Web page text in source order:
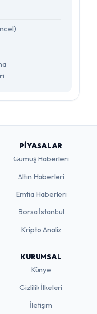
PIYASALAR
Gümüş Haberleri
Altın Haberleri
Emtia Haberleri
Borsa İstanbul
Kripto Analiz
KURUMSAL
Künye
Gizlilik İlkeleri
İletişim